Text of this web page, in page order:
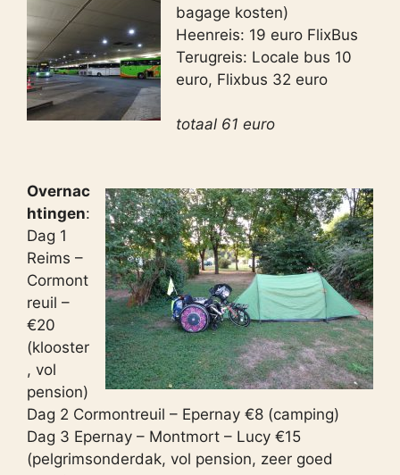
bagage kosten)
Heenreis: 19 euro FlixBus
Terugreis: Locale bus 10
euro, Flixbus 32 euro
totaal 61 euro
Overnac
htingen:
Dag 1
Reims –
Cormont
reuil –
€20
(klooster
, vol
pension)
Dag 2 Cormontreuil – Epernay €8 (camping)
Dag 3 Epernay – Montmort – Lucy €15
(pelgrimsonderdak, vol pension, zeer goed